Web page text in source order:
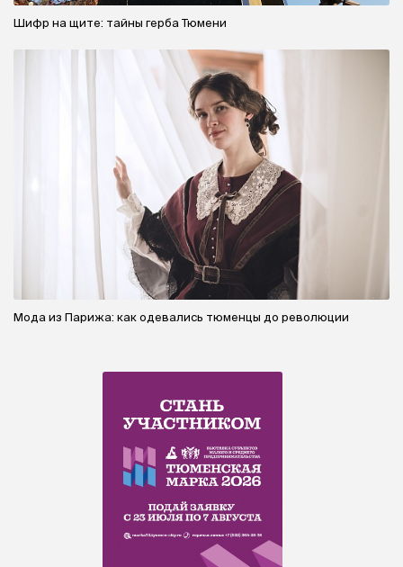
Шифр на щите: тайны герба Тюмени
Мода из Парижа: как одевались тюменцы до революции